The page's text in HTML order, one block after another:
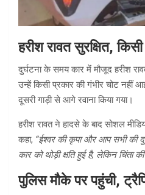
हरीश रावत सुरक्षित,
दुर्घटना के समय कार में मौजूद हरीश
उन्हें किसी प्रकार की गंभीर चोट नहीं
दूसरी गाड़ी से आगे रवाना किया गया।
हरीश रावत ने हादसे के बाद सोशल
कहा, “ईश्वर की कृपा और आप सभी की
कार को थोड़ी क्षति हुई है, लेकिन चिंता
पुलिस मौके पर पहुंची,